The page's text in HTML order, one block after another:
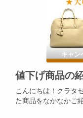
キャン
値下げ商品の
こんにちは！クラタ
た商品をなかなかご